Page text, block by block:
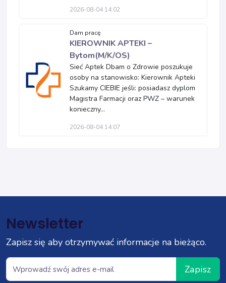
2026-08-04 14:02
Dam pracę
KIEROWNIK APTEKI –
Bytom(M/K/OS)
Sieć Aptek Dbam o Zdrowie poszukuje
osoby na stanowisko: Kierownik Apteki
Szukamy CIEBIE jeśli: posiadasz dyplom
Magistra Farmacji oraz PWZ – warunek
konieczny...
2026-08-04 14:07
Newsletter
Zapisz się aby otrzymywać informacje na bieżąco.
Zapisz